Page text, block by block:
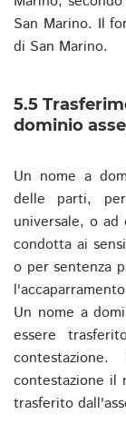
San Marino. Il
di San Marino.
5.5
dominio
Un nome a
delle parti,
universale, o ad
condotta ai
o per sentenza
Un nome a
essere
contestazione il
trasferito